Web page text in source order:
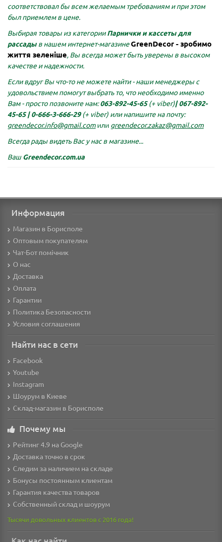
соответствовал бы всем желаемым требованиям и при этом
был приемлем в цене.
Выбирая товары из категорииПарнички и кассеты для
рассадыв нашем интернет-магазинеGreenDecor - зробимо
життя зеленіше, Вы всегда может быть уверены в высоком
качестве и надежности.
Если вдруг Вы что-то не можете найти - наши менеджеры с
удовольствием помогут выбрать то, что необходимо именно
Вам - просто позвоните нам:063-892-45-65(+ viber)|067-892-
45-65 | 0-666-3-666-29(+ viber) или напишите на почту:
greendecor.info@gmail.com или greendecor.zakaz@gmail.com
Всегда рады видеть Вас у нас в магазине...
Ваш Greendecor.com.ua
Информация
Магазин в Борисполе
Оптовым покупателям
Чат-Бот помічник
О нас
Доставка
Оплата
Гарантии
Политика Безопасности
Условия соглашения
Найти нас в сети
Facebook
Youtube
Instagram
Шоурум в Киеве
Склад-магазин в Борисполе
Почему мы
Рейтинг 4.9 на Google
Доставка точно в срок
Следим за наличием на складе
Бонусы постоянным клиентам
Гарантия качества товаров
Собственный склад и шоурум
Тысячи довольных клиентов с 2016 года!